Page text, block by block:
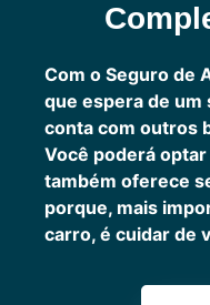
Com o Seguro de
que espera de um
conta com outros
Você poderá
também oferece
porque, mais
carro, é cuidar de